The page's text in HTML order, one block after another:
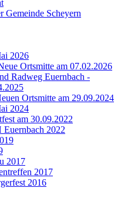
Gemeinde Scheyern
2026
Ortsmitte am 07.02.2026
Radweg Euernbach -
Ortsmitte am 29.09.2024
2024
am 30.09.2022
2022
2017
2017
2016